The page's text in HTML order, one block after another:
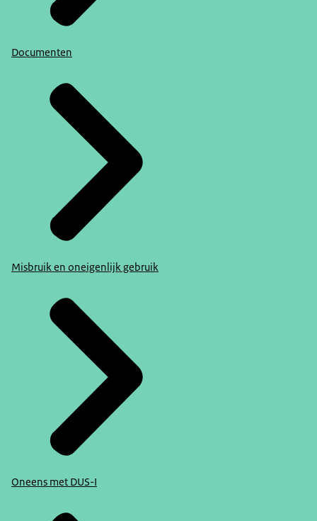
Documenten
Misbruik en oneigenlijk gebruik
Oneens met DUS-I